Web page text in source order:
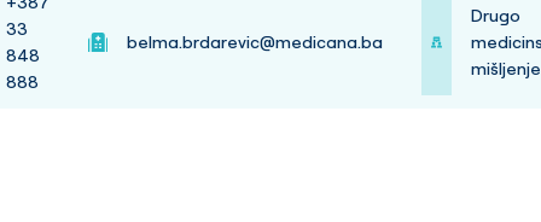
33
848
888
belma.brdarevic@medicana.ba
Drugo
mišljenje